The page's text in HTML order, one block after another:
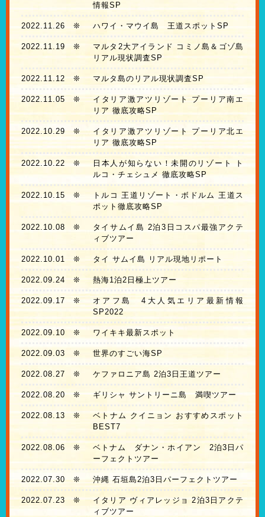
情報SP
2022.11.26 ❊ ハワイ・マウイ島 王道スポットSP
2022.11.19 ❊
マルタ2大アイランド コミノ島＆ゴゾ島
リアル現状調査SP
2022.11.12❊ マルタ島のリアル現状調査SP
2022.11.05 ❊
イタリア激アツリゾート プーリア南エ
リア 徹底攻略SP
2022.10.29❊
イタリア激アツリゾート プーリア北エ
リア 徹底攻略SP
2022.10.22 ❊
日本人が知らない！未開のリゾート ト
ルコ・チェシュメ 徹底攻略SP
2022.10.15 ❊
トルコ 王道リゾート・ボドルム 王道ス
ポット徹底攻略SP
2022.10.08 ❊
タイサムイ島 2泊3日コスパ最強アクテ
ィブツアー
2022.10.01 ❊ タイ サムイ島 リアル現地リポート
2022.09.24 ❊ 熱海1泊2日極上ツアー
2022.09.17 ❊
オアフ島 4大人気エリア最新情報
SP2022
2022.09.10 ❊ ワイキキ最新スポット
2022.09.03 ❊ 世界のすごい海SP
2022.08.27 ❊ ケファロニア島 2泊3日王道ツアー
2022.08.20❊ ギリシャ サントリーニ島 満喫ツアー
2022.08.13 ❊
ベトナム クイニョン おすすめスポット
BEST7
2022.08.06 ❊
ベトナム ダナン・ホイアン 2泊3日パ
ーフェクトツアー
2022.07.30 ❊ 沖縄 石垣島2泊3日パーフェクトツアー
2022.07.23❊
イタリア ヴィアレッジョ 2泊3日アクテ
ィブツアー